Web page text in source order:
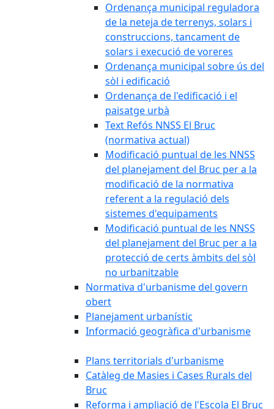
Ordenança municipal reguladora
de la neteja de terrenys, solars i
construccions, tancament de
solars i execució de voreres
Ordenança municipal sobre ús del
sòl i edificació
Ordenança de l'edificació i el
paisatge urbà
Text Refós NNSS El Bruc
(normativa actual)
Modificació puntual de les NNSS
del planejament del Bruc per a la
modificació de la normativa
referent a la regulació dels
sistemes d'equipaments
Modificació puntual de les NNSS
del planejament del Bruc per a la
protecció de certs àmbits del sòl
no urbanitzable
Normativa d'urbanisme del govern
obert
Planejament urbanístic
Informació geogràfica d'urbanisme
Plans territorials d'urbanisme
Catàleg de Masies i Cases Rurals del
Bruc
Reforma i ampliació de l'Escola El Bruc